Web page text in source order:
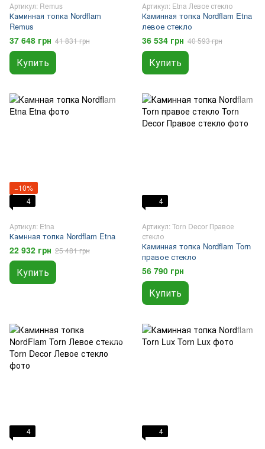
Артикул: Remus
Каминная топка Nordflam
Remus
37 648 грн 41 831 грн
Купить
Артикул: Etna Левое стекло
Каминная топка Nordflam Etna
левое стекло
36 534 грн 40 593 грн
Купить
−10%
4
Артикул: Etna
Камнная топка Nordflam Etna
22 932 грн 25 481 грн
Купить
4
Артикул: Torn Decor Правое
стекло
Каминная топка Nordflam Torn
правое стекло
56 790 грн
Купить
4 4